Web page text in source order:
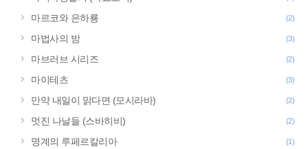
마르코와 은하룡 (2)
마법사의 밤 (3)
마브러브 시리즈 (2)
마이테츠 (3)
만약 내일이 맑다면 (모시라바) (2)
멋진 나날들 (스바히비) (2)
명계의 루페르칼리아 (1)